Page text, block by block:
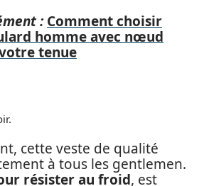
: Comment choisir
homme avec nœud
tenue
cette veste de qualité
à tous les gentlemen.
résister au froid, est